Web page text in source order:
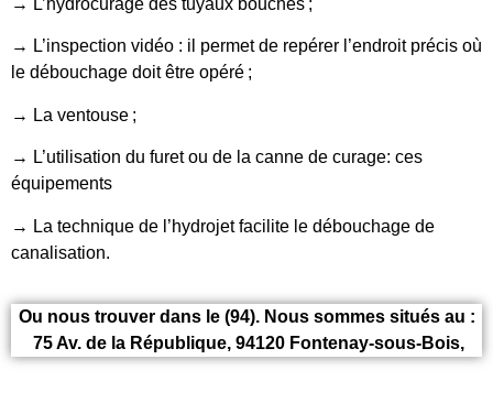
→ L’hydrocurage des tuyaux bouchés ;
→ L’inspection vidéo : il permet de repérer l’endroit précis où
le débouchage doit être opéré ;
→ La ventouse ;
→ L’utilisation du furet ou de la canne de curage: ces
équipements
→ La technique de l’hydrojet facilite le débouchage de
canalisation.
Ou nous trouver dans le (94). Nous sommes situés au :
75 Av. de la République, 94120 Fontenay-sous-Bois,